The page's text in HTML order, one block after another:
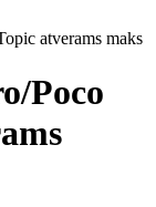
atverams maks
Poco